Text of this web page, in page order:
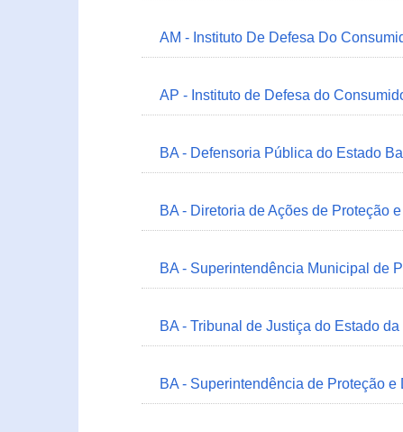
AM - Instituto De Defesa Do
AP - Instituto de Defesa do
BA - Defensoria Pública do Estado
BA - Diretoria de Ações de Proteção
BA - Superintendência Municipal de
BA - Tribunal de Justiça do Estado
BA - Superintendência de Proteção